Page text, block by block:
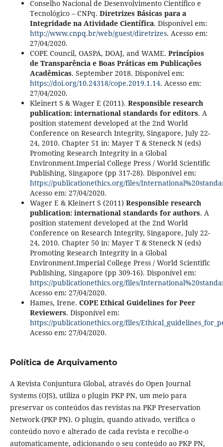
Conselho Nacional de Desenvolvimento Científico e
Tecnológico – CNPq. Diretrizes Básicas para a
Integridade na Atividade Científica. Disponível em:
http://www.cnpq.br/web/guest/diretrizes. Acesso em:
27/04/2020.
COPE Council, OASPA, DOAJ, and WAME. Princípios
de Transparência e Boas Práticas em Publicações
Acadêmicas. September 2018. Disponível em:
https://doi.org/10.24318/cope.2019.1.14. Acesso em:
27/04/2020.
Kleinert S & Wager E (2011). Responsible research
publication: international standards for editors. A
position statement developed at the 2nd World
Conference on Research Integrity, Singapore, July 22-
24, 2010. Chapter 51 in: Mayer T & Steneck N (eds)
Promoting Research Integrity in a Global
Environment.Imperial College Press / World Scientific
Publishing, Singapore (pp 317-28). Disponível em:
https://publicationethics.org/files/
Acesso em: 27/04/2020.
Wager E & Kleinert S (2011) Responsible research
publication: international standards for authors. A
position statement developed at the 2nd World
Conference on Research Integrity, Singapore, July 22-
24, 2010. Chapter 50 in: Mayer T & Steneck N (eds)
Promoting Research Integrity in a Global
Environment.Imperial College Press / World Scientific
Publishing, Singapore (pp 309-16). Disponível em:
https://publicationethics.org/files/
Acesso em: 27/04/2020.
Hames, Irene. COPE Ethical Guidelines for Peer
Reviewers. Disponível em:
https://publicationethics.org/files/
Acesso em: 27/04/2020.
Política de Arquivamento
A Revista Conjuntura Global, através do Open Journal
Systems (OJS), utiliza o plugin PKP PN, um meio para
preservar os conteúdos das revistas na PKP Preservation
Network (PKP PN). O plugin, quando ativado, verifica o
conteúdo novo e alterado de cada revista e recolhe-o
automaticamente, adicionando o seu conteúdo ao PKP PN,